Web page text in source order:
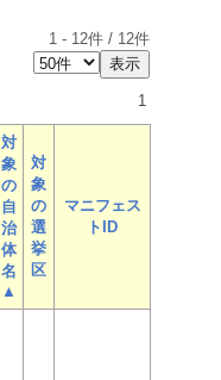
1 - 12件 / 12件
1
対
象
の
自
治
体
名
▲
対
象
の
選
挙
区
マニフェス
トID